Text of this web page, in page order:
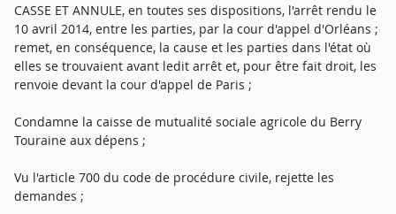
CASSE ET ANNULE, en toutes ses dispositions, l'arrêt rendu le
10 avril 2014, entre les parties, par la cour d'appel d'Orléans ;
remet, en conséquence, la cause et les parties dans l'état où
elles se trouvaient avant ledit arrêt et, pour être fait droit, les
renvoie devant la cour d'appel de Paris ;
Condamne la caisse de mutualité sociale agricole du Berry
Touraine aux dépens ;
Vu l'article 700 du code de procédure civile, rejette les
demandes ;